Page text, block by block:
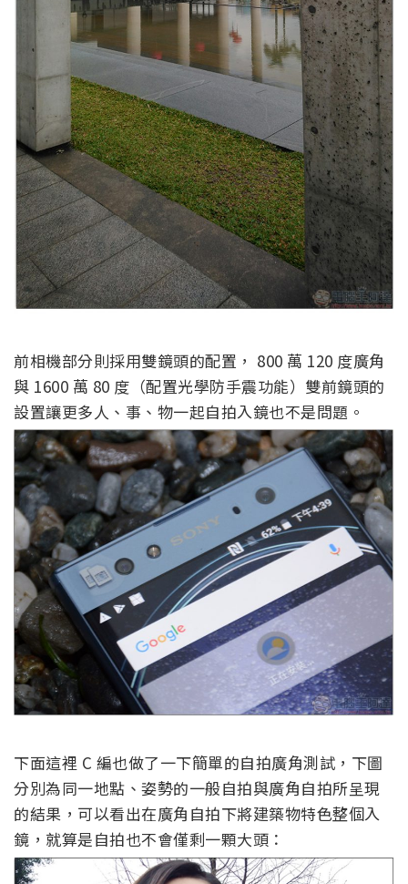
前相機部分則採用雙鏡頭的配置， 800 萬 120 度廣角
與 1600 萬 80 度（配置光學防手震功能）雙前鏡頭的
設置讓更多人、事、物一起自拍入鏡也不是問題。
下面這裡 C 編也做了一下簡單的自拍廣角測試，下圖
分別為同一地點、姿勢的一般自拍與廣角自拍所呈現
的結果，可以看出在廣角自拍下將建築物特色整個入
鏡，就算是自拍也不會僅剩一顆大頭：